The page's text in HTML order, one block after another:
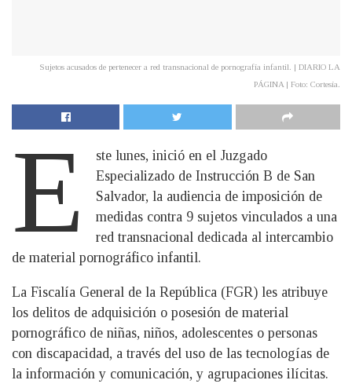
Sujetos acusados de pertenecer a red transnacional de pornografía infantil. | DIARIO LA
PÁGINA | Foto: Cortesía.
E
ste lunes, inició en el Juzgado
Especializado de Instrucción B de San
Salvador, la audiencia de imposición de
medidas contra 9 sujetos vinculados a una
red transnacional dedicada al intercambio
de material pornográfico infantil.
La Fiscalía General de la República (FGR) les atribuye
los delitos de adquisición o posesión de material
pornográfico de niñas, niños, adolescentes o personas
con discapacidad, a través del uso de las tecnologías de
la información y comunicación, y agrupaciones ilícitas.